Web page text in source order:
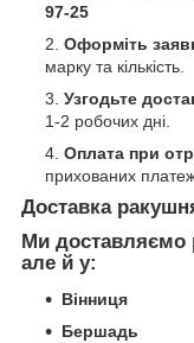
97-25
Оформіть
марку та кількість.
Узгодьте
1-2 робочих дні.
Оплата при
прихованих
Доставка
Ми доставляємо
але й у:
Вінниця
Бершадь